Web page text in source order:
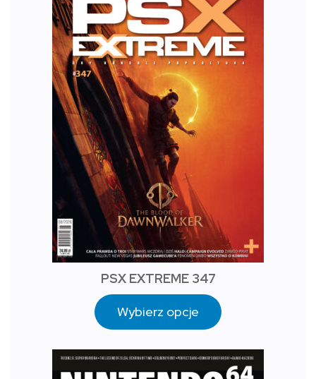
PSX EXTREME 347
Wybierz opcje